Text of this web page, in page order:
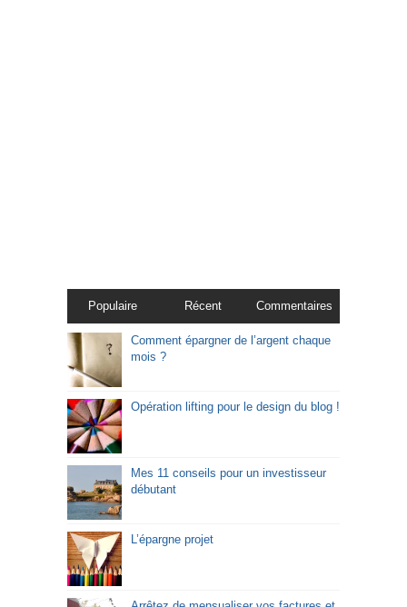
Populaire Récent Commentaires
Comment épargner de l’argent chaque
mois ?
Opération lifting pour le design du blog !
Mes 11 conseils pour un investisseur
débutant
L’épargne projet